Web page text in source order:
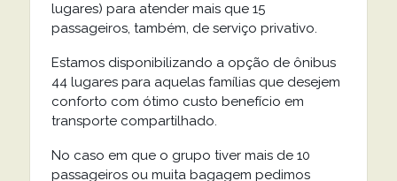
lugares) para atender mais que 15
passageiros, também, de serviço privativo.
Estamos disponibilizando a opção de ônibus
44 lugares para aquelas famílias que desejem
conforto com ótimo custo benefício em
transporte compartilhado.
No caso em que o grupo tiver mais de 10
passageiros ou muita bagagem pedimos